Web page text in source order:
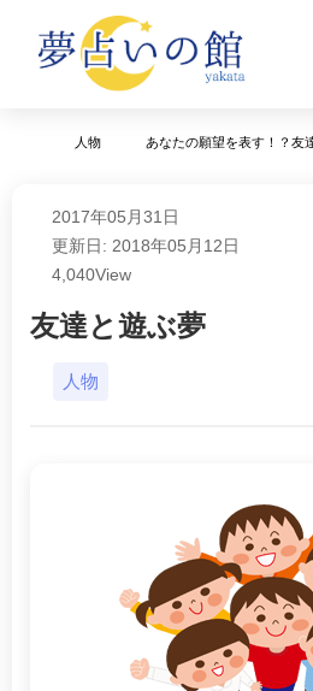
人物 あなたの願望を表す！？友
2017年05月31日
更新日: 2018年05月12日
4,040View
友達と遊ぶ夢
人物